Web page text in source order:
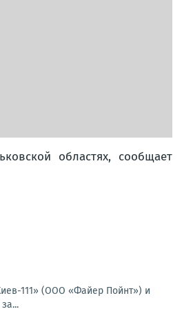
областях, сообщает
111» (ООО «Файер Пойнт») и